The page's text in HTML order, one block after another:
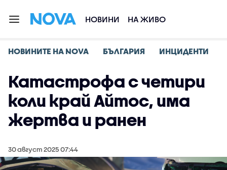
НОВИНИ НА ЖИВО
НОВИНИТЕ НА NOVA БЪЛГАРИЯ ИНЦИДЕНТИ
Катастрофа с четири
коли край Айтос, има
жертва и ранен
30 август 2025 07:44